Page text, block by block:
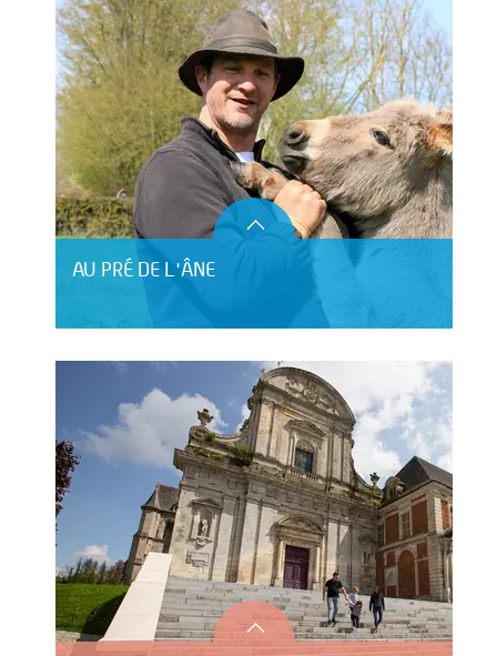
AU PRÉ DE L'ÂNE